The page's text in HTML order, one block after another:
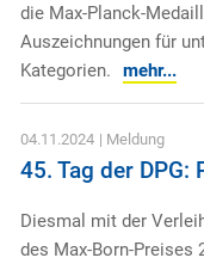
die Max-Planck-
Auszeichnungen für
Kategorien.
mehr...
04.11.2024 | Meldung
45. Tag der
Diesmal mit der
des Max-Born-Preises